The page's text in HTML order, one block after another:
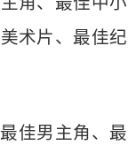
术片、最佳纪
佳男主角、最